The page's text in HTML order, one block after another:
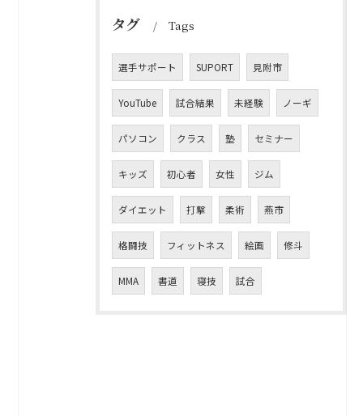
タグ Tags
選手サポート SUPORT 見附市
YouTube 試合結果 未経験 ノーギ
パソコン クラス 塾 セミナー
キッズ 初心者 女性 ジム
ダイエット 打撃 柔術 燕市
格闘技 フィットネス 絵画 修斗
MMA 書道 寝技 試合